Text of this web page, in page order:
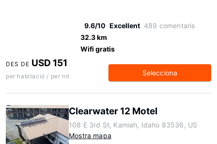
9.6/10 Excellent 489 comentaris
32.3 km
Wifi gratis
DES DE USD 151
per habitació / per nit Selecciona
Clearwater 12 Motel
108 E 3rd St, Kamiah, Idaho 83536, US
Mostra mapa